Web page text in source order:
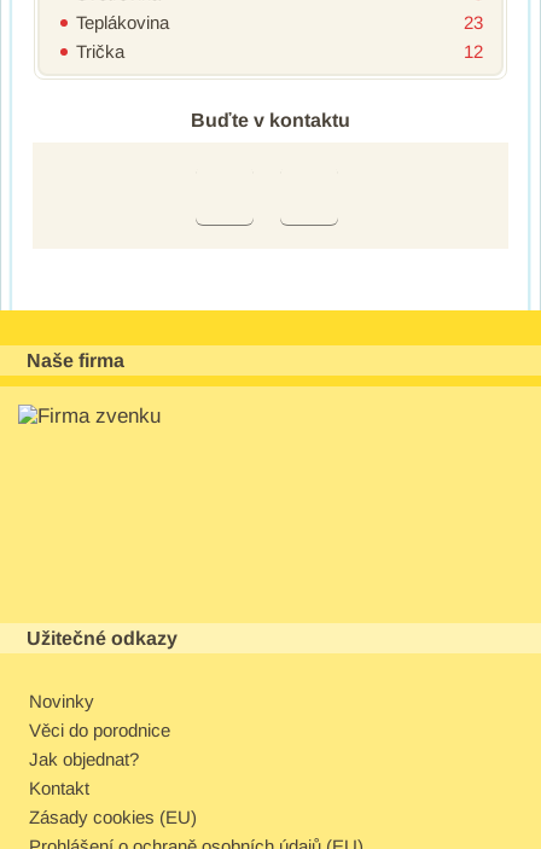
Teplákovina
23
Trička
12
Buďte v kontaktu
Naše firma
Užitečné odkazy
Novinky
Věci do porodnice
Jak objednat?
Kontakt
Zásady cookies (EU)